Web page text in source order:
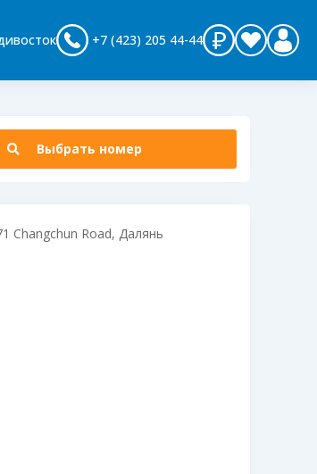
+7 (423) 205 44-44
Выбрать номер
Changchun Road, Далянь